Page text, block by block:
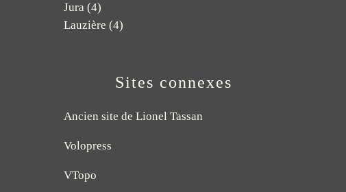
Jura (4)
Lauzière (4)
Sites connexes
Ancien site de Lionel Tassan
Volopress
VTopo